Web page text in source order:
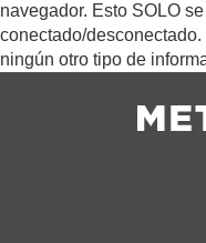
navegador. Esto SOLO
conectado/
ningún otro tipo de